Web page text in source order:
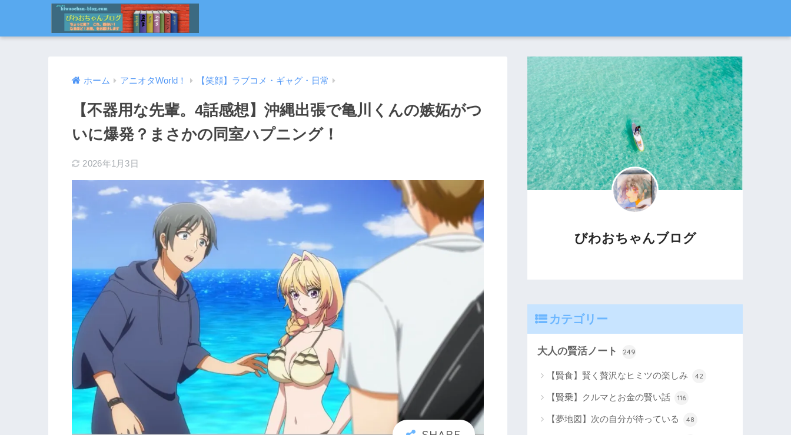
ホーム アニオタWorld！ 【笑顔】ラブコメ・ギャグ・日常
【不器用な先輩。4話感想】沖縄出張で亀川くんの嫉妬がつ
いに爆発？まさかの同室ハプニング！
2026年1月3日
びわおちゃんブログ
カテゴリー
大人の賢活ノート 249
【賢食】賢く贅沢なヒミツの楽しみ 42
【賢乗】クルマとお金の賢い話 116
【夢地図】次の自分が待っている 48